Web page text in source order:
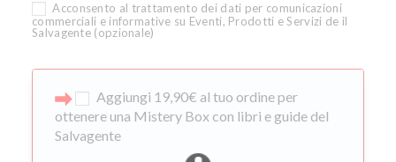
Acconsento al trattamento dei dati per comunicazioni
commerciali e informative su Eventi, Prodotti e Servizi de il
Salvagente (opzionale)
Aggiungi 19,90€ al tuo ordine per
ottenere una Mistery Box con libri e guide del
Salvagente